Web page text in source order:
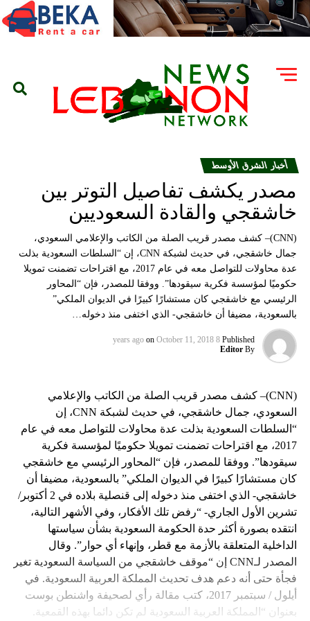
أخبار الشرق الأوسط
مصدر يكشف تفاصيل التوتر بين
خاشقجي والقادة السعوديين
(CNN)– كشف مصدر قريب الصلة من الكاتب والإعلامي السعودي،
جمال خاشقجي، في حديث لشبكة CNN، إن “السلطات السعودية بذلت
عدة محاولات للتواصل معه في عام 2017، مع اقتراحات تضمنت تمويلا
حكوميًا لمؤسسة فكرية سيقودها”. ووفقا للمصدر، فإن “المحاور
الرئيسي مع خاشقجي كان مستشارًا كبيرًا في الديوان الملكي”
بالسعودية، مضيفا أن خاشقجي- الذي اختفى منذ دخوله…
Published
8 years ago
on October 11, 2018
By
Editor
(CNN)– كشف مصدر قريب الصلة من الكاتب والإعلامي
السعودي، جمال خاشقجي، في حديث لشبكة CNN، إن
“السلطات السعودية بذلت عدة محاولات للتواصل معه في عام
2017، مع اقتراحات تضمنت تمويلا حكوميًا لمؤسسة فكرية
سيقودها”. ووفقا للمصدر، فإن “المحاور الرئيسي مع خاشقجي
كان مستشارًا كبيرًا في الديوان الملكي” بالسعودية، مضيفا أن
خاشقجي- الذي اختفى منذ دخوله إلى قنصلية بلاده في 2 أكتوبر/
تشرين الأول الجاري- “رفض تلك الأفكار، وفي الأشهر التالية،
انتقده بصورة أكثر حدة الحكومة السعودية بشأن سياستها
الداخلية المتعلقة بالأزمة مع قطر، وإنهاء أي حوار”. وقال
المصدر لـCNN إن “موقف خاشقجي من السياسة السعودية تغير
فجأة حتى أنه دعم هدف تحديث المملكة العربية السعودية. في
أيلول / سبتمبر 2017، كتب مقالة رأي لصحيفة واشنطن بوست
بعنوان “المملكة العربية السعودية لم تكن دائما بهذه القمعية.